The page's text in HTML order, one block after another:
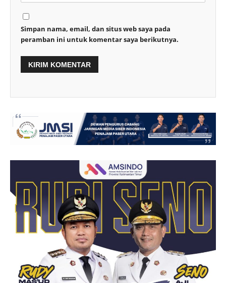
Simpan nama, email, dan situs web saya pada
peramban ini untuk komentar saya berikutnya.